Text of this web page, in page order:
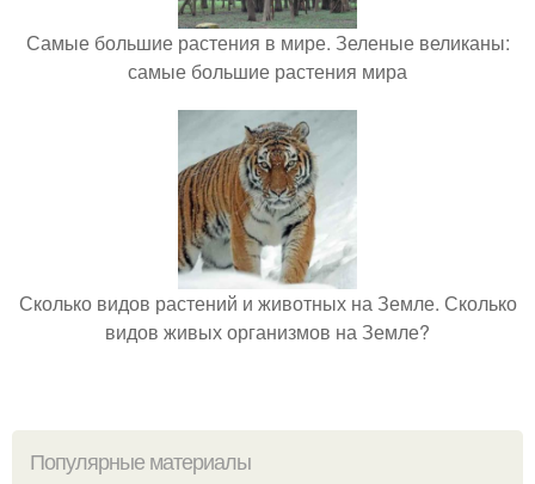
Самые большие растения в мире. Зеленые великаны:
самые большие растения мира
Сколько видов растений и животных на Земле. Сколько
видов живых организмов на Земле?
Популярные материалы